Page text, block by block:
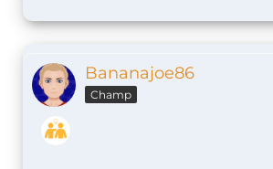
Bananajoe86
Champ